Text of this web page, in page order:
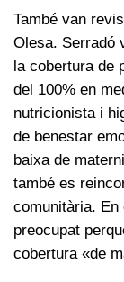
També van
Olesa. Serradó
la cobertura de
del 100% en
nutricionista i
de benestar
baixa de
també es
comunitària. En
preocupat
cobertura «de